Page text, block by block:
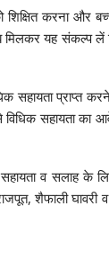
शिक्षित करना और
मिलकर यह संकल्प
सहायता प्राप्त
सहायता का
सहायता व सलाह के
शैफाली घावरी व